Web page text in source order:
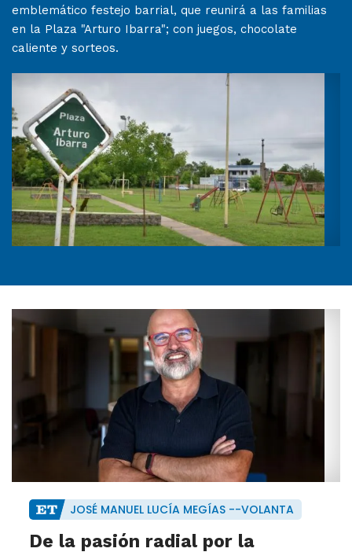
emblemático festejo barrial, que reunirá a las familias
en la Plaza "Arturo Ibarra"; con juegos, chocolate
caliente y sorteos.
JOSÉ MANUEL LUCÍA MEGÍAS --VOLANTA
De la pasión radial por la